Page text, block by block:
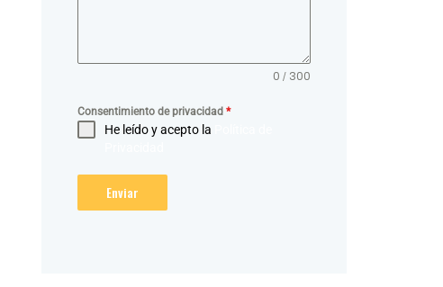
0 / 300
Consentimiento de privacidad *
He leído y acepto la
Enviar